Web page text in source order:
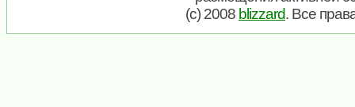
(c) 2008 blizzard. Все